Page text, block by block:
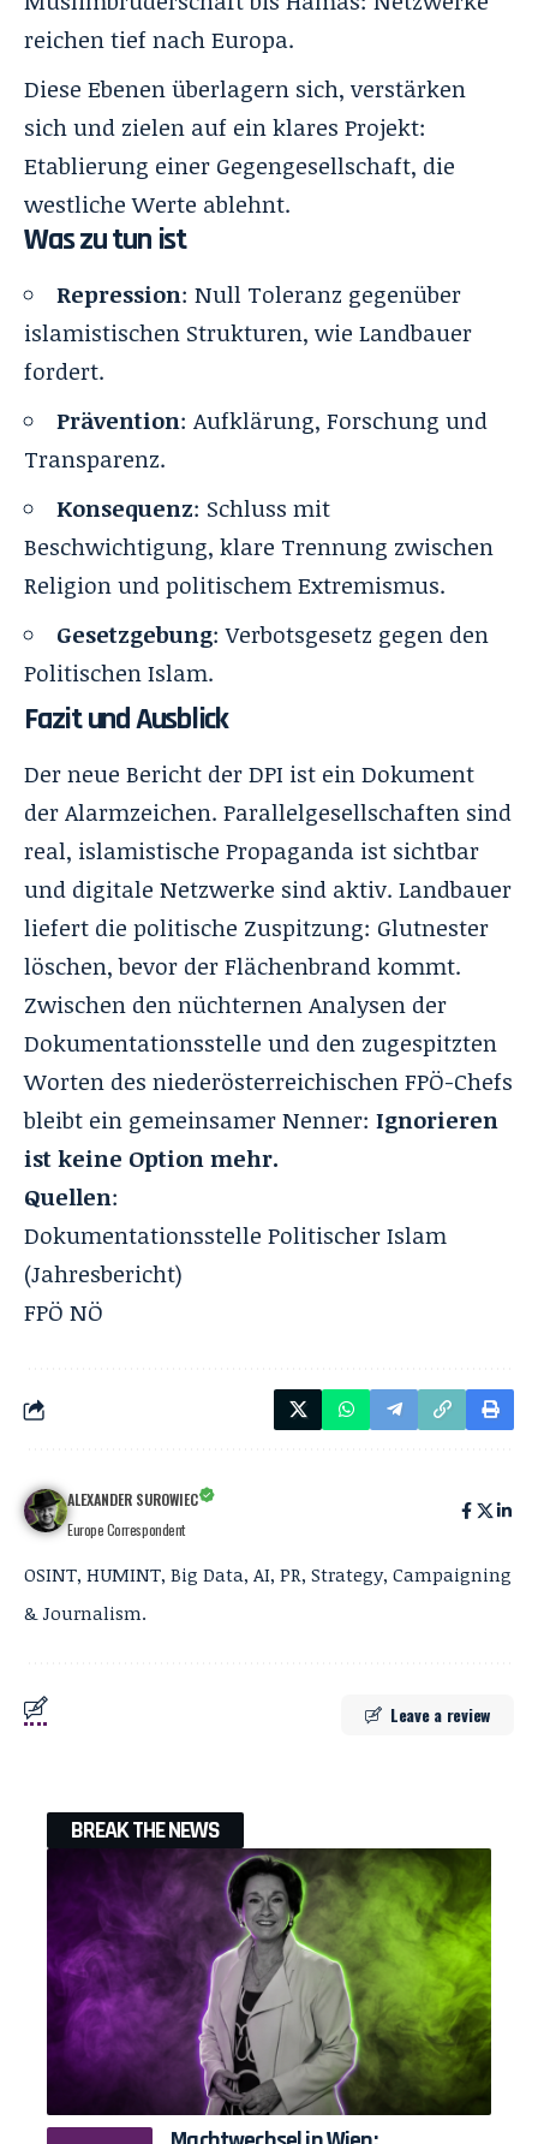
reichen tief nach Europa.
Diese Ebenen überlagern sich, verstärken
sich und zielen auf ein klares Projekt:
Etablierung einer Gegengesellschaft, die
westliche Werte ablehnt.
Was zu tun ist
Repression: Null Toleranz gegenüber
islamistischen Strukturen, wie Landbauer
fordert.
Prävention: Aufklärung, Forschung und
Transparenz.
Konsequenz: Schluss mit
Beschwichtigung, klare Trennung zwischen
Religion und politischem Extremismus.
Gesetzgebung: Verbotsgesetz gegen den
Politischen Islam.
Fazit und Ausblick
Der neue Bericht der DPI ist ein Dokument
der Alarmzeichen. Parallelgesellschaften sind
real, islamistische Propaganda ist sichtbar
und digitale Netzwerke sind aktiv. Landbauer
liefert die politische Zuspitzung: Glutnester
löschen, bevor der Flächenbrand kommt.
Zwischen den nüchternen Analysen der
Dokumentationsstelle und den zugespitzten
Worten des niederösterreichischen FPÖ-Chefs
bleibt ein gemeinsamer Nenner: Ignorieren
ist keine Option mehr.
Quellen:
Dokumentationsstelle Politischer Islam
(Jahresbericht)
FPÖ NÖ
ALEXANDER SUROWIEC
Europe Correspondent
OSINT, HUMINT, Big Data, AI, PR, Strategy, Campaigning
& Journalism.
Leave a review
BREAK THE NEWS